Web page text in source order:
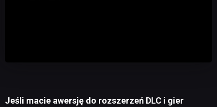
Jeśli macie awersję do rozszerzeń DLC i gier